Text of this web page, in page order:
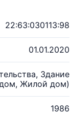
22:63:030113:98
01.01.2020
Здание
Жилой дом)
1986